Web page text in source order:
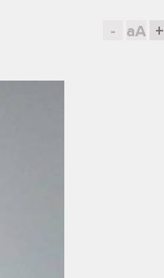
- aA +